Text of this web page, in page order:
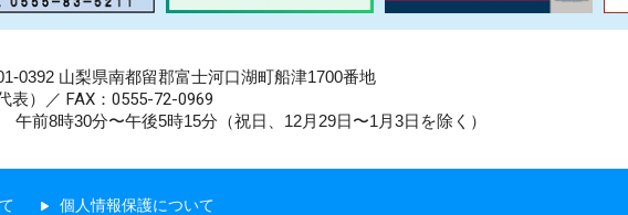
0392 山梨県南都留郡富士河口湖町船津1700番地
表）／ FAX：0555-72-0969
前8時30分〜午後5時15分（祝日、12月29日〜1月3日を除く）
個人情報保護について